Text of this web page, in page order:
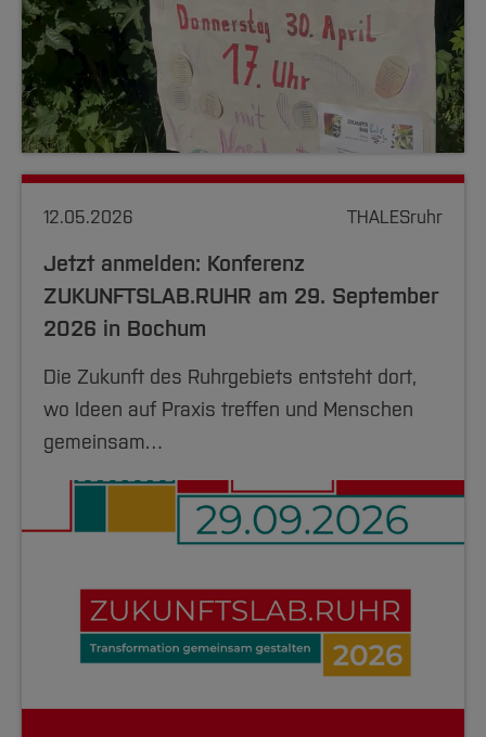
12.05.2026 THALESruhr
Jetzt anmelden: Konferenz
ZUKUNFTSLAB.RUHR am 29. September
2026 in Bochum
Die Zukunft des Ruhrgebiets entsteht dort,
wo Ideen auf Praxis treffen und Menschen
gemeinsam…